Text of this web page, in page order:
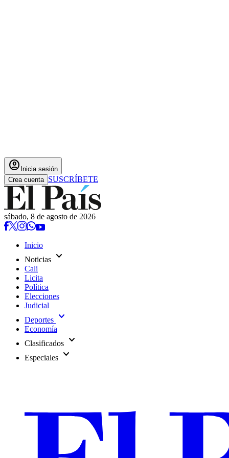
account_circle Inicia sesión
Crea cuenta SUSCRÍBETE
sábado, 8 de agosto de 2026
Inicio
Noticias expand_more
Cali
Licita
Política
Elecciones
Judicial
Deportes expand_more
Economía
Clasificados expand_more
Especiales expand_more